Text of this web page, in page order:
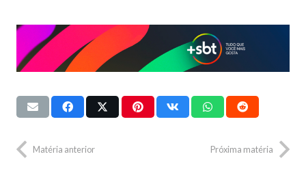
Matéria anterior Próxima matéria